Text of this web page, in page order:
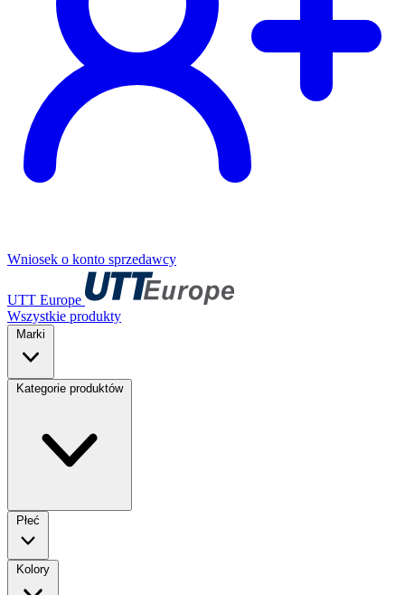
Wniosek o konto sprzedawcy
UTT Europe
Wszystkie produkty
Marki
Kategorie produktów
Płeć
Kolory